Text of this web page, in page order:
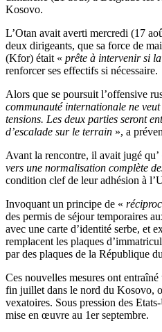
Kosovo.
L’Otan avait averti mercredi (17
deux dirigeants, que sa force de
(Kfor) était « prête à intervenir si
renforcer ses effectifs si nécessaire.
Alors que se poursuit l’offensive
communauté internationale ne
tensions. Les deux parties seront
d’escalade sur le terrain », a
Avant la rencontre, il avait jugé qu’
vers une normalisation complète
condition clef de leur adhésion à
Invoquant un principe de «
des permis de séjour temporaires
avec une carte d’identité serbe, et
remplacent les plaques
par des plaques de la République
Ces nouvelles mesures ont
fin juillet dans le nord du Kosovo,
vexatoires. Sous pression des
mise en œuvre au 1er septembre.